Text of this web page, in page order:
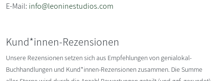
E-Mail: info@leoninestudios.com
Kund*innen-Rezensionen
Unsere Rezensionen setzen sich aus Empfehlungen von genialokal-
Buchhandlungen und Kund*innen-Rezensionen zusammen. Die Summe